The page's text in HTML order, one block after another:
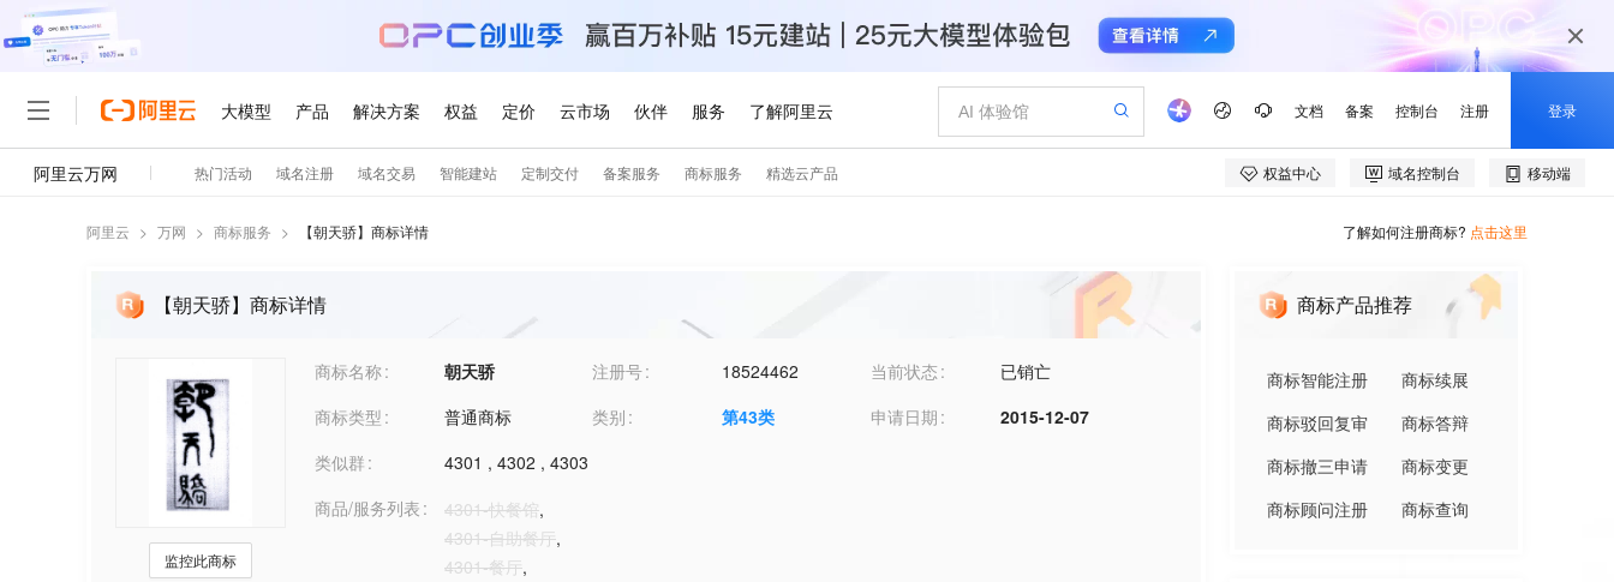
阿里云 > 万网 > 商标服务 > 【朝天骄】商标详情 了解如何注册商标? 点击这里
【朝天骄】商标详情
监控此商标
商标名称 朝天骄 注册号 18524462 当前状态
已销亡
商标类型
普通商标 类别 第43类 申请日期
2015-12-07
类似群
4301 , 4302 , 4303
商品/服务列表
4301-快餐馆,
4301-自助餐厅,
4301-餐厅,
商标产品推荐
商标智能注册
商标续展
商标驳回复审
商标答辩
商标撤三申请
商标变更
商标顾问注册
商标查询